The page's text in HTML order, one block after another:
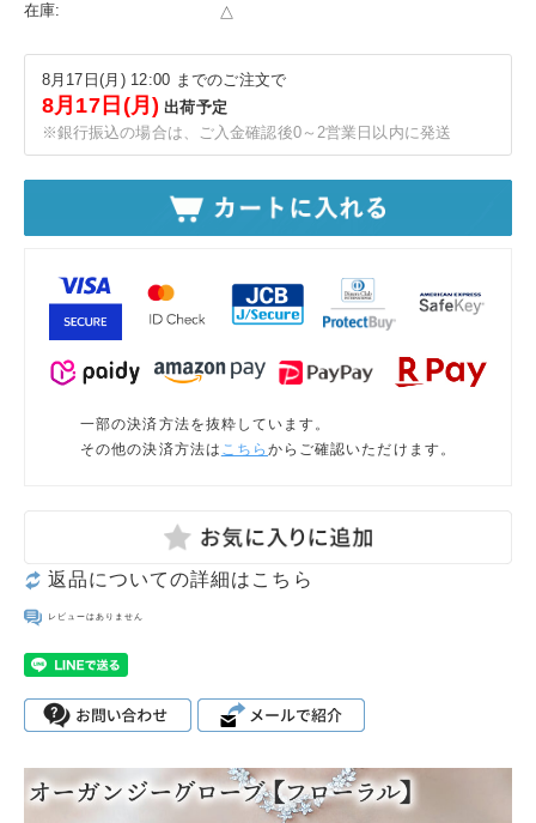
在庫: △
8月17日(月) 12:00 までのご注文で
8月17日(月)出荷予定
※銀行振込の場合は、ご入金確認後0～2営業日以内に発送
一部の決済方法を抜粋しています。
その他の決済方法は こちら からご確認いただけます。
返品についての詳細はこちら
レビューはありません